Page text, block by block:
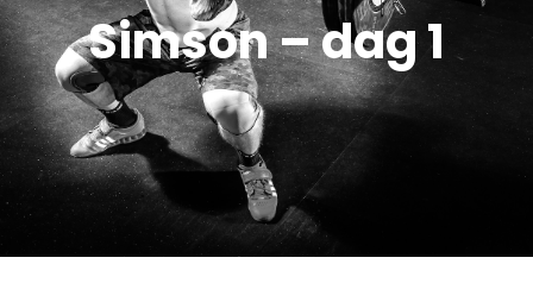
Simson – dag 1